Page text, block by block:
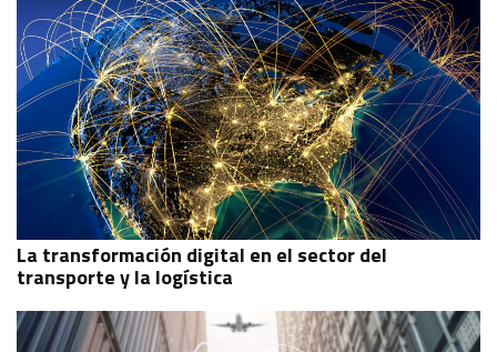
La transformación digital en el sector del
transporte y la logística